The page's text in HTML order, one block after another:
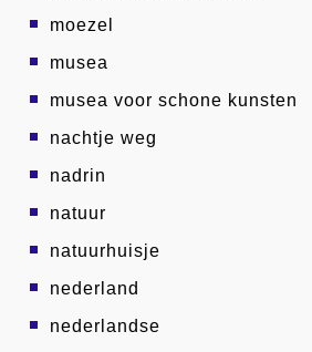
moezel
musea
musea voor schone kunsten
nachtje weg
nadrin
natuur
natuurhuisje
nederland
nederlandse